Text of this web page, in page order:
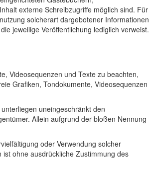
externe Schreibzugriffe möglich sind. Für
solcherart dargebotener Informationen
jeweilige Veröffentlichung lediglich verweist.
Videosequenzen und Texte zu beachten,
Grafiken, Tondokumente, Videosequenzen
uneingeschränkt den
Allein aufgrund der bloßen Nennung
oder Verwendung solcher
ohne ausdrückliche Zustimmung des